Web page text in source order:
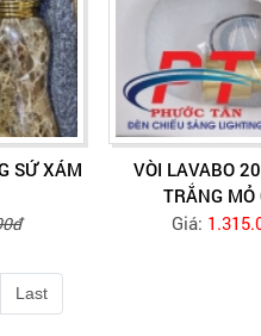
SỨ XÁM
VÒI LAVABO
TRẮNG MỎ
Giá:
Last